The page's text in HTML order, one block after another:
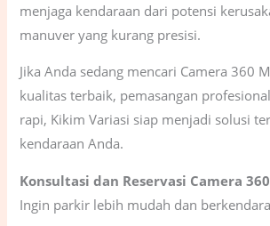
menjaga kendaraan dari potensi
manuver yang kurang presisi.
Jika Anda sedang mencari Camera 360
kualitas terbaik, pemasangan
rapi, Kikim Variasi siap menjadi solusi
kendaraan Anda.
Konsultasi dan Reservasi Camera 360
Ingin parkir lebih mudah dan